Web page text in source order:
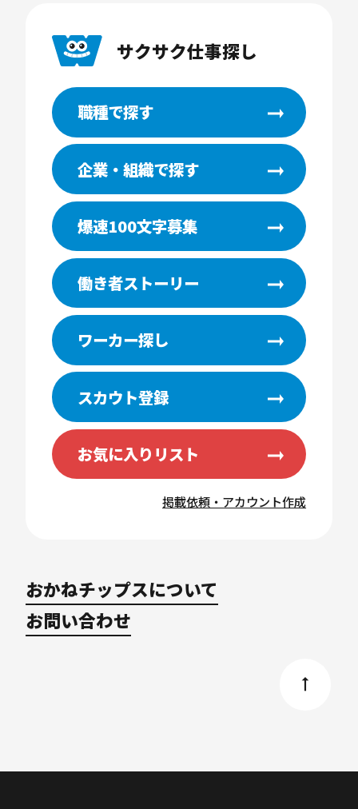
サクサク仕事探し
職種で探す
企業・組織で探す
爆速100文字募集
働き者ストーリー
ワーカー探し
スカウト登録
お気に入りリスト
掲載依頼・アカウント作成
おかねチップスについて
お問い合わせ